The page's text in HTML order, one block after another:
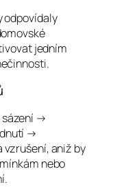
odpovídaly
jedním
sázení →
→
vzrušení, aniž by
nebo